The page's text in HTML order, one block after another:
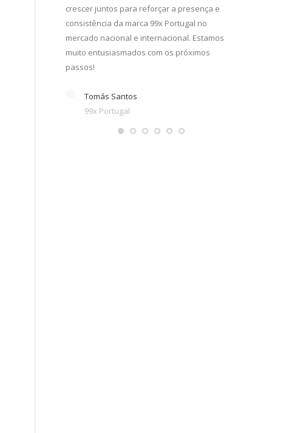
crescer juntos para reforçar a presença e
consistência da marca 99x Portugal no
mercado nacional e internacional. Estamos
muito entusiasmados com os próximos
passos!
Tomás Santos
99x Portugal